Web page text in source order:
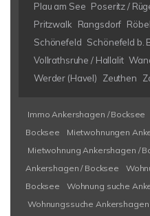
Plau am See Poseritz /
Pritzwalk
Rangsdorf
Schönefeld Schönefeld b.
Vollrathsruhe / Hallalit
Werder (Havel)
Zeuthen
Immo Ankershagen / Bocksee
Bocksee
Mietwohnungen
Mietwohnung Ankershagen /
Ankershagen / Bocksee
Bocksee
Wohnung suche
Wohnungssuche Ankershagen